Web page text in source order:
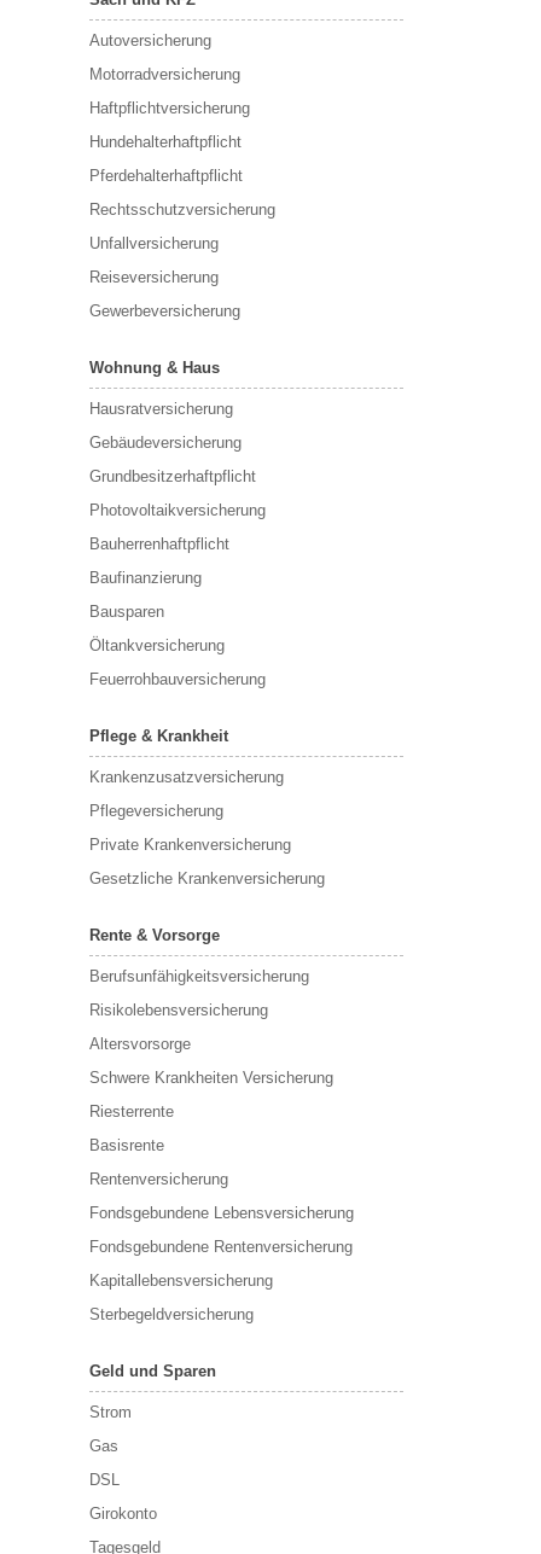
Autoversicherung
Motorradversicherung
Haftpflichtversicherung
Hundehalterhaftpflicht
Pferdehalterhaftpflicht
Rechtsschutzversicherung
Unfallversicherung
Reiseversicherung
Gewerbeversicherung
Wohnung & Haus
Hausratversicherung
Gebäudeversicherung
Grundbesitzerhaftpflicht
Photovoltaikversicherung
Bauherrenhaftpflicht
Baufinanzierung
Bausparen
Öltankversicherung
Feuerrohbauversicherung
Pflege & Krankheit
Krankenzusatzversicherung
Pflegeversicherung
Private Krankenversicherung
Gesetzliche Krankenversicherung
Rente & Vorsorge
Berufs­unfähigkeitsversicherung
Risikolebensversicherung
Altersvorsorge
Schwere Krankheiten Versicherung
Riesterrente
Basisrente
Rentenversicherung
Fondsgebundene Lebensversicherung
Fondsgebundene Rentenversicherung
Kapitallebensversicherung
Sterbegeldversicherung
Geld und Sparen
Strom
Gas
DSL
Girokonto
Tagesgeld